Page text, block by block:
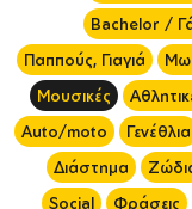
Bachelor /
Παππούς, Γιαγιά
Μουσικές
Auto/moto
Γενέθλια
Διάστημα
Social
Φράσεις